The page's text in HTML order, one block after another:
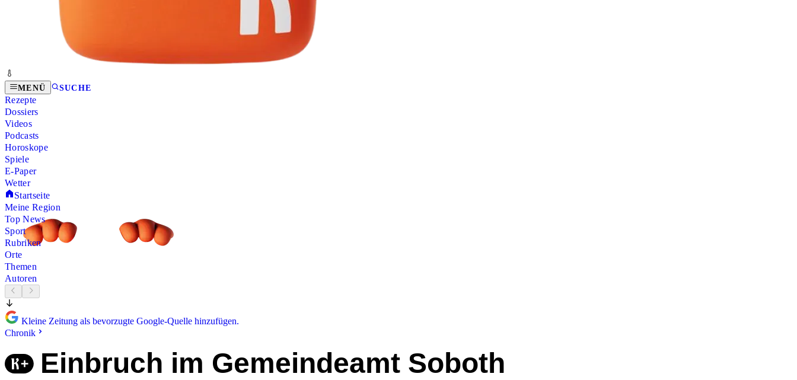
MENÜ SUCHE
Rezepte
Dossiers
Videos
Podcasts
Horoskope
Spiele
E-Paper
Wetter
Startseite
Meine Region
Top News
Sport
Rubriken
Orte
Themen
Autoren
Kleine Zeitung als bevorzugte Google-Quelle hinzufügen.
Chronik
Einbruch im Gemeindeamt Soboth